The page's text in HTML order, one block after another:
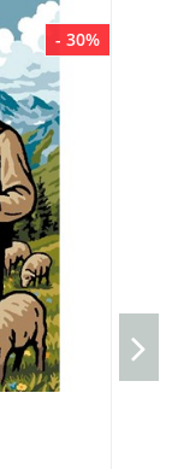
- 30%